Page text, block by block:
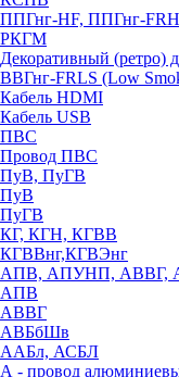
ППГнг-HF, ППГнг-
РКГМ
Декоративный (ретро)
ВВГнг-FRLS (Low
Кабель HDMI
Кабель USB
ПВС
Провод ПВС
ПуВ, ПуГВ
ПуВ
ПуГВ
КГ, КГН, КГВВ
КГВВнг,КГВЭнг
АПВ, АПУНП, АВВГ,
АПВ
АВВГ
АВБбШв
ААБл, АСБЛ
А - провод